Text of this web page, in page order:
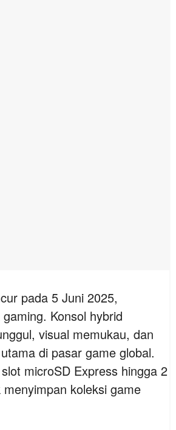
pada 5 Juni 2025,
Konsol hybrid
visual memukau, dan
di pasar game global.
microSD Express hingga 2
koleksi game